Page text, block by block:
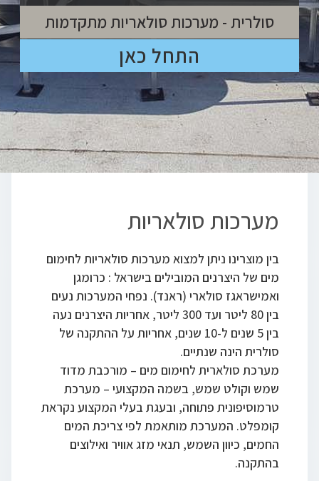
התחל כאן
סולרית - מערכות סולאריות מתקדמות
מערכות סולאריות
בין מוצרינו ניתן למצוא מערכות סולאריות לחימום
מים של היצרנים המובילים בישראל : כרומגן
ואמישראגז סולארי (ראנד). נפחי המערכות נעים
בין 80 ליטר ועד 300 ליטר, אחריות היצרנים נעה
בין 5 שנים ל-10 שנים, אחריות על ההתקנה של
סולרית הינה שנתיים.
מערכת סולארית לחימום מים – מורכבת מדוד
שמש וקולט שמש, בשמה המקצועי – מערכת
טרמוסיפונית פתוחה, ובעגת בעלי המקצוע נקראת
קומפלט. המערכת מותאמת לפי צריכת המים
החמים, כיוון השמש, תנאי מזג אוויר ואילוצים
בהתקנה.